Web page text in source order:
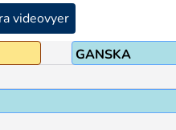
videovyer
GANSKA